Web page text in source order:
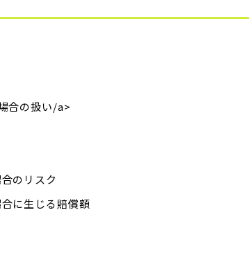
合の扱い/a>
のリスク
に生じる賠償額